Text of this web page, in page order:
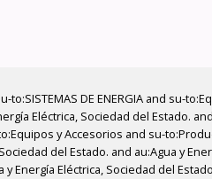
DE ENERGIA and su-
Eléctrica, Sociedad del Estado.
y Accesorios and su-
del Estado. and au:Agua y
Energía Eléctrica, Sociedad del